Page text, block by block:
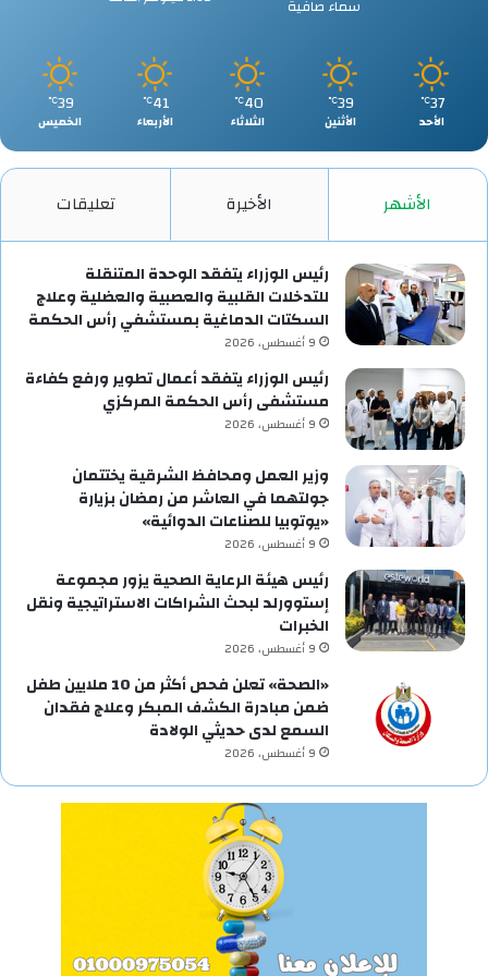
سماء صافية
37
℃
الأحد
39
℃
الأثنين
40
℃
الثلاثاء
41
℃
الأربعاء
39
℃
الخميس
الأشهر الأخيرة تعليقات
رئيس الوزراء يتفقد الوحدة المتنقلة
للتدخلات القلبية والعصبية والعضلية وعلاج
السكتات الدماغية بمستشفي رأس الحكمة
9 أغسطس، 2026
رئيس الوزراء يتفقد أعمال تطوير ورفع كفاءة
مستشفى رأس الحكمة المركزي
9 أغسطس، 2026
وزير العمل ومحافظ الشرقية يختتمان
جولتهما في العاشر من رمضان بزيارة
«يوتوبيا للصناعات الدوائية»
9 أغسطس، 2026
رئيس هيئة الرعاية الصحية يزور مجموعة
إستوورلد لبحث الشراكات الاستراتيجية ونقل
الخبرات
9 أغسطس، 2026
«الصحة» تعلن فحص أكثر من 10 ملايين طفل
ضمن مبادرة الكشف المبكر وعلاج فقدان
السمع لدى حديثي الولادة
9 أغسطس، 2026